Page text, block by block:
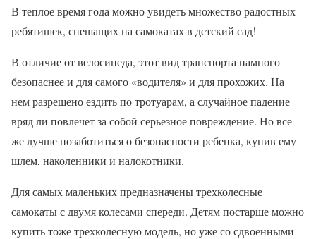
В теплое время года можно увидеть множество радостных
ребятишек, спешащих на самокатах в детский сад!
В отличие от велосипеда, этот вид транспорта намного
безопаснее и для самого «водителя» и для прохожих. На
нем разрешено ездить по тротуарам, а случайное падение
вряд ли повлечет за собой серьезное повреждение. Но все
же лучше позаботиться о безопасности ребенка, купив ему
шлем, наколенники и налокотники.
Для самых маленьких предназначены трехколесные
самокаты с двумя колесами спереди. Детям постарше можно
купить тоже трехколесную модель, но уже со сдвоенными